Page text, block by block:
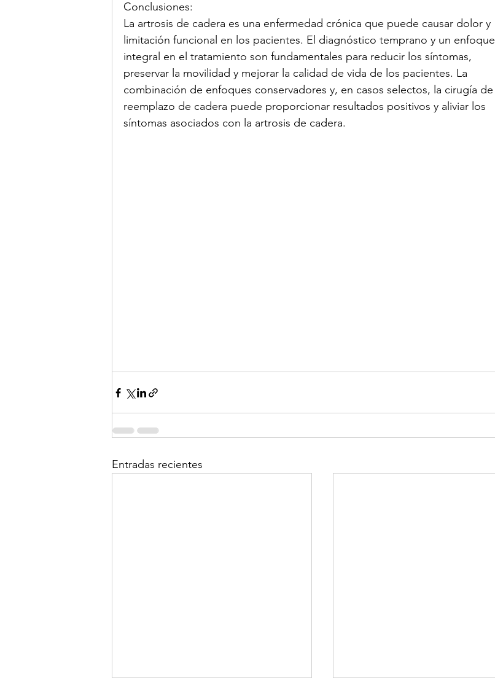
Conclusiones:
La artrosis de cadera es una enfermedad crónica que puede causar dolor y
limitación funcional en los pacientes. El diagnóstico temprano y un enfoque
integral en el tratamiento son fundamentales para reducir los síntomas,
preservar la movilidad y mejorar la calidad de vida de los pacientes. La
combinación de enfoques conservadores y, en casos selectos, la cirugía de
reemplazo de cadera puede proporcionar resultados positivos y aliviar los
síntomas asociados con la artrosis de cadera.
Entradas recientes